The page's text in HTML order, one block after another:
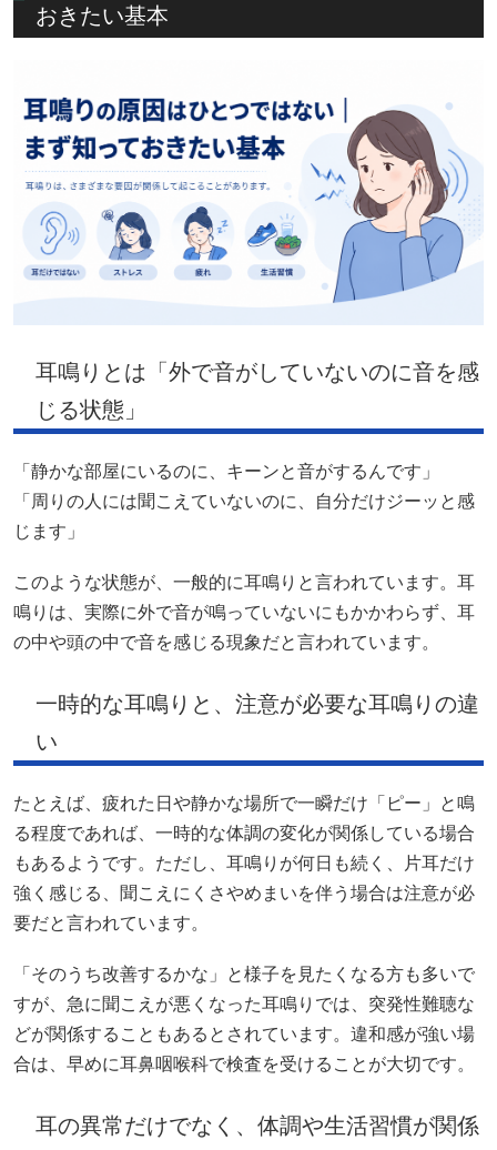
おきたい基本
耳鳴りとは「外で音がしていないのに音を感
じる状態」
「静かな部屋にいるのに、キーンと音がするんです」
「周りの人には聞こえていないのに、自分だけジーッと感
じます」
このような状態が、一般的に耳鳴りと言われています。耳
鳴りは、実際に外で音が鳴っていないにもかかわらず、耳
の中や頭の中で音を感じる現象だと言われています。
一時的な耳鳴りと、注意が必要な耳鳴りの違
い
たとえば、疲れた日や静かな場所で一瞬だけ「ピー」と鳴
る程度であれば、一時的な体調の変化が関係している場合
もあるようです。ただし、耳鳴りが何日も続く、片耳だけ
強く感じる、聞こえにくさやめまいを伴う場合は注意が必
要だと言われています。
「そのうち改善するかな」と様子を見たくなる方も多いで
すが、急に聞こえが悪くなった耳鳴りでは、突発性難聴な
どが関係することもあるとされています。違和感が強い場
合は、早めに耳鼻咽喉科で検査を受けることが大切です。
耳の異常だけでなく、体調や生活習慣が関係